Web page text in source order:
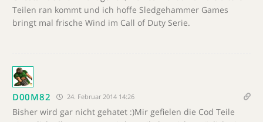
Teilen ran kommt und ich hoffe Sledgehammer Games
bringt mal frische Wind im Call of Duty Serie.
D00M82 24. Februar 2014 14:26
Bisher wird gar nicht gehatet :)Mir gefielen die Cod Teile